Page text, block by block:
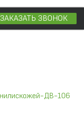
ЗАКАЗАТЬ ЗВОНОК